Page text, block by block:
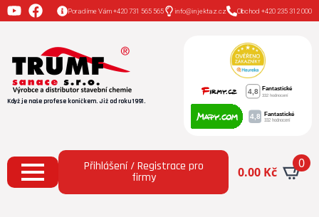
Poradíme Vám +420 731 565 565 info@injektaz.cz Obchod +420 235 312 000
Když je naše profese koníčkem. Již od roku 1991.
Přihlášení / Registrace pro
firmy 0.00 Kč
0